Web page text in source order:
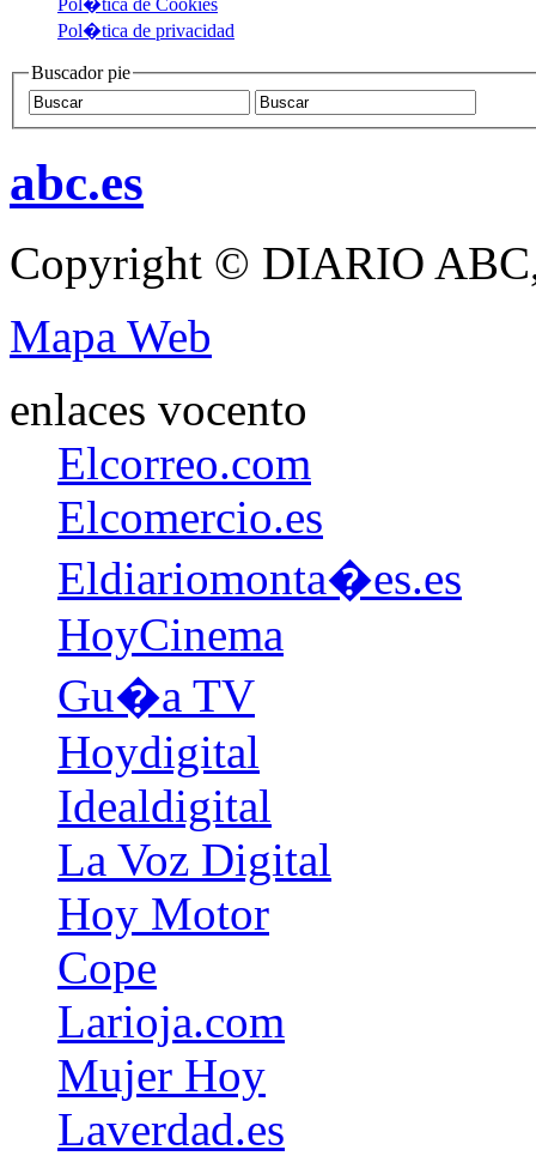
Pol�tica de privacidad
Buscador pie
abc.es
Copyright © DIARIO
Mapa Web
enlaces vocento
Elcorreo.com
Elcomercio.es
Eldiariomonta�es.es
HoyCinema
Gu�a TV
Hoydigital
Idealdigital
La Voz Digital
Hoy Motor
Cope
Larioja.com
Mujer Hoy
Laverdad.es